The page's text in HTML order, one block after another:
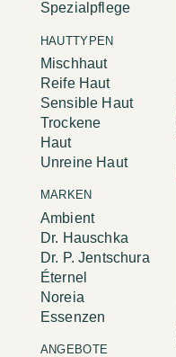
Spezialpflege
HAUTTYPEN
Mischhaut
Reife Haut
Sensible Haut
Trockene
Haut
Unreine Haut
MARKEN
Ambient
Dr. Hauschka
Dr. P. Jentschura
Éternel
Noreia
Essenzen
ANGEBOTE